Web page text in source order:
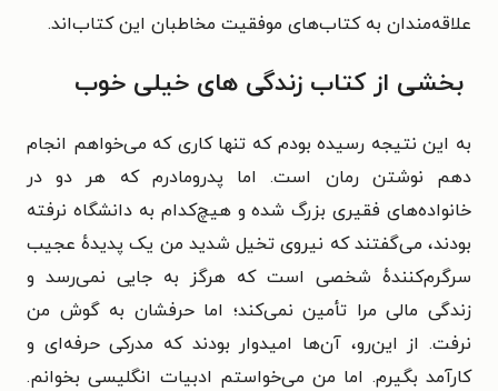
علاقه‌مندان به کتاب‌های موفقیت مخاطبان این کتاب‌اند.
بخشی از کتاب زندگی های خیلی خوب
به این نتیجه رسیده بودم که تنها کاری که می‌خواهم انجام
دهم نوشتن رمان است. اما پدرومادرم که هر دو در
خانواده‌های فقیری بزرگ شده و هیچ‌کدام به دانشگاه نرفته
بودند، می‌گفتند که نیروی تخیل شدید من یک پدیدهٔ عجیب
سرگرم‌کنندهٔ شخصی است که هرگز به جایی نمی‌رسد و
زندگی مالی مرا تأمین نمی‌کند؛ اما حرفشان به گوش من
نرفت. از این‌رو، آن‌ها امیدوار بودند که مدرکی حرفه‌ای و
کارآمد بگیرم. اما من می‌خواستم ادبیات انگلیسی بخوانم.